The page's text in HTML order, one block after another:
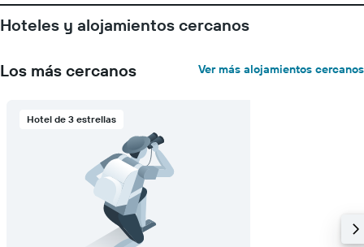
Hoteles y alojamientos cercanos
Los más cercanos Ver más alojamientos cercanos
Hotel de 3 estrellas